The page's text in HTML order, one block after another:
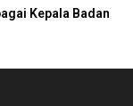
Kepala Badan